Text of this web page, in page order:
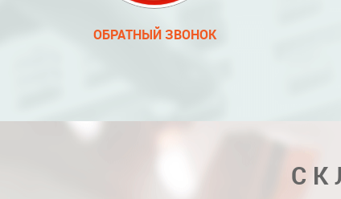
ОБРАТНЫЙ ЗВОНОК